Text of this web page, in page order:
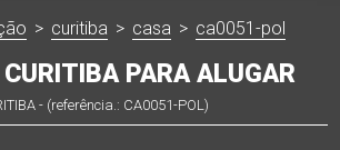
> curitiba > casa > ca0051-pol
PARA ALUGAR
- (referência.: CA0051-POL)